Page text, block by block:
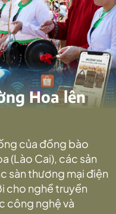
Hoa lên
của đồng bào
(Lào Cai), các sản
sàn thương mại điện
cho nghề truyền
công nghệ và